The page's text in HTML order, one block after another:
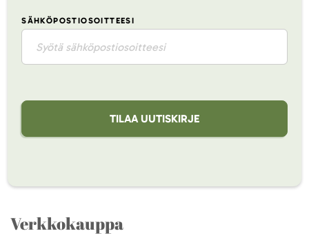
SÄHKÖPOSTIOSOITTEESI
TILAA UUTISKIRJE
Verkkokauppa